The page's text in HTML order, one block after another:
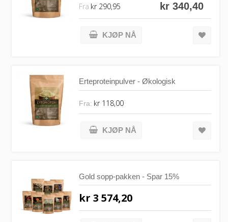
kr 340,40
Fra kr 290,95
KJØP NÅ
Erteproteinpulver - Økologisk
Fra: kr 118,00
KJØP NÅ
Gold sopp-pakken - Spar 15%
kr 3 574,20